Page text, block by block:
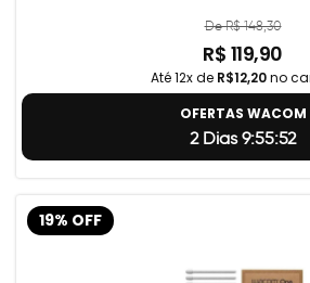
De R$ 148,30
R$ 119,90
Até 12x de R$12,20no
OFERTAS WACOM
2 Dias 9:55:51
19% OFF